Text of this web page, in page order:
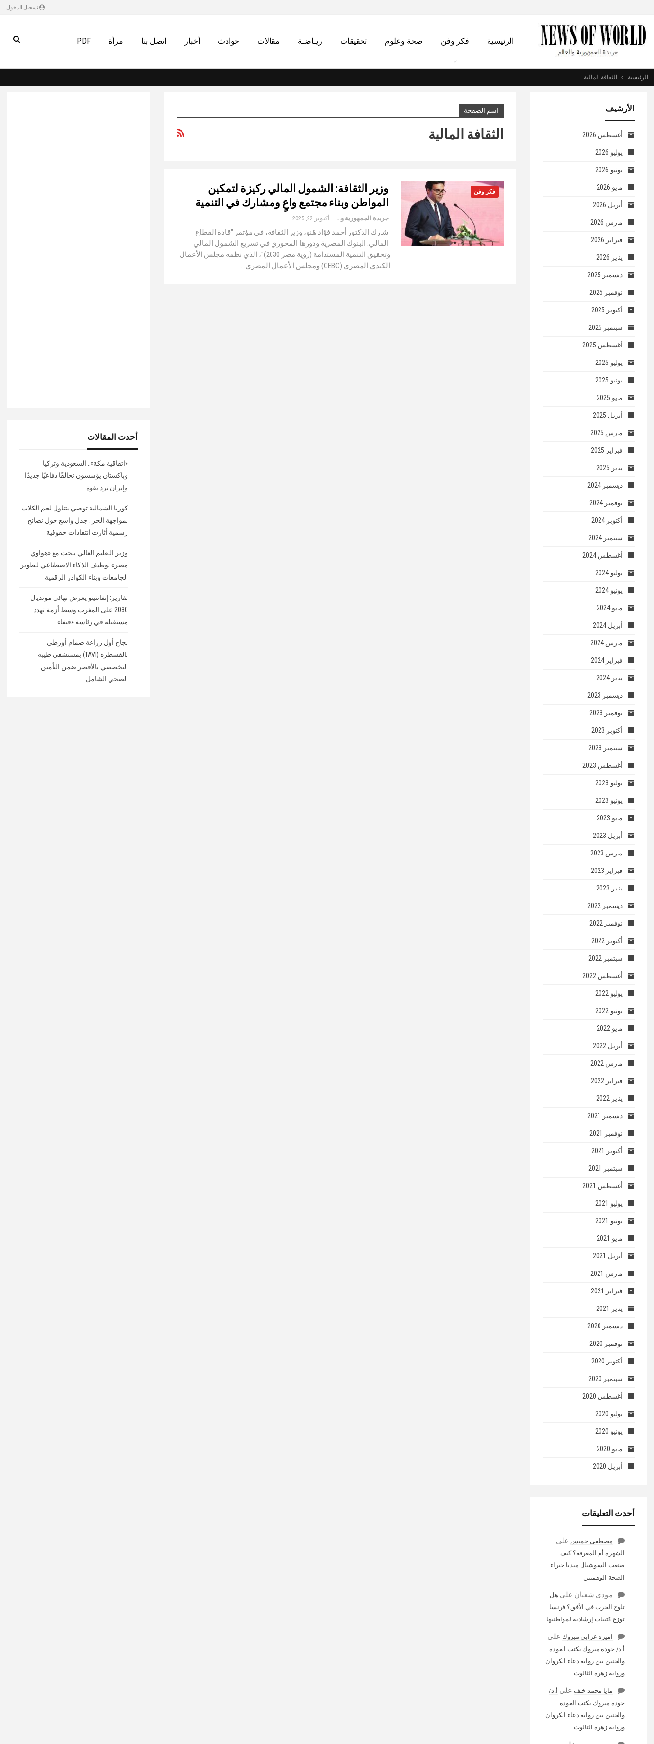
تسجيل الدخول
الرئيسية فكر وفن صحة وعلوم تحقيقات ريـاضـة مقالات حوادث أخبار اتصل بنا مرأة PDF
الرئيسية الثقافة المالية
اسم الصفحة
الثقافة المالية
فكر وفن
وزير الثقافة: الشمول المالي ركيزة لتمكين
المواطن وبناء مجتمع واعٍ ومشارك في التنمية
جريدة الجمهورية والعالم أكتوبر 22, 2025
شارك الدكتور أحمد فؤاد هَنو، وزير الثقافة، في مؤتمر "قادة القطاع
المالي: البنوك المصرية ودورها المحوري في تسريع الشمول المالي
وتحقيق التنمية المستدامة (رؤية مصر 2030)"، الذي نظمه مجلس الأعمال
الكندي المصري (CEBC) ومجلس الأعمال المصري…
أحدث المقالات
«اتفاقية مكة».. السعودية وتركيا
وباكستان يؤسسون تحالفًا دفاعيًا جديدًا
وإيران ترد بقوة
كوريا الشمالية توصي بتناول لحم الكلاب
لمواجهة الحر.. جدل واسع حول نصائح
رسمية أثارت انتقادات حقوقية
وزير التعليم العالي يبحث مع «هواوي
مصر» توظيف الذكاء الاصطناعي لتطوير
الجامعات وبناء الكوادر الرقمية
تقارير: إنفانتينو يعرض نهائي مونديال
2030 على المغرب وسط أزمة تهدد
مستقبله في رئاسة «فيفا»
نجاح أول زراعة صمام أورطي
بالقسطرة (TAVI) بمستشفى طيبة
التخصصي بالأقصر ضمن التأمين
الصحي الشامل
الأرشيف
أغسطس 2026
يوليو 2026
يونيو 2026
مايو 2026
أبريل 2026
مارس 2026
فبراير 2026
يناير 2026
ديسمبر 2025
نوفمبر 2025
أكتوبر 2025
سبتمبر 2025
أغسطس 2025
يوليو 2025
يونيو 2025
مايو 2025
أبريل 2025
مارس 2025
فبراير 2025
يناير 2025
ديسمبر 2024
نوفمبر 2024
أكتوبر 2024
سبتمبر 2024
أغسطس 2024
يوليو 2024
يونيو 2024
مايو 2024
أبريل 2024
مارس 2024
فبراير 2024
يناير 2024
ديسمبر 2023
نوفمبر 2023
أكتوبر 2023
سبتمبر 2023
أغسطس 2023
يوليو 2023
يونيو 2023
مايو 2023
أبريل 2023
مارس 2023
فبراير 2023
يناير 2023
ديسمبر 2022
نوفمبر 2022
أكتوبر 2022
سبتمبر 2022
أغسطس 2022
يوليو 2022
يونيو 2022
مايو 2022
أبريل 2022
مارس 2022
فبراير 2022
يناير 2022
ديسمبر 2021
نوفمبر 2021
أكتوبر 2021
سبتمبر 2021
أغسطس 2021
يوليو 2021
يونيو 2021
مايو 2021
أبريل 2021
مارس 2021
فبراير 2021
يناير 2021
ديسمبر 2020
نوفمبر 2020
أكتوبر 2020
سبتمبر 2020
أغسطس 2020
يوليو 2020
يونيو 2020
مايو 2020
أبريل 2020
أحدث التعليقات
مصطفي خميس على
الشهرة أم المعرفة؟ كيف
صنعت السوشيال ميديا خبراء
الصحة الوهميين
مودى شعبان على هل
تلوح الحرب في الأفق؟ فرنسا
توزع كتيبات إرشادية لمواطنيها
اميره عرابي مبروك على
أ.د/ جودة مبروك يكتب:العودة
والحنين بين رواية دعاء الكروان
ورواية زهرة الثالوث
مايا محمد خلف على أ.د/
جودة مبروك يكتب:العودة
والحنين بين رواية دعاء الكروان
ورواية زهرة الثالوث